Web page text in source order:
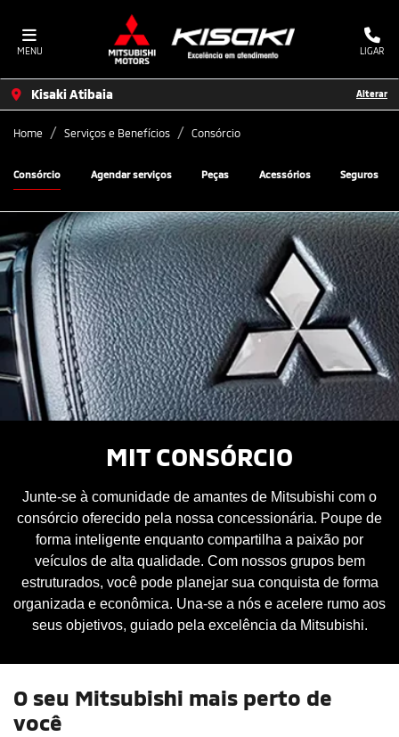
MENU LIGAR
Kisaki Atibaia Alterar
Home Serviços e Benefícios Consórcio
Agendar serviços Peças Acessórios Seguros
Consórcio
MIT CONSÓRCIO
Junte-se à comunidade de amantes de Mitsubishi com o
consórcio oferecido pela nossa concessionária. Poupe de
forma inteligente enquanto compartilha a paixão por
veículos de alta qualidade. Com nossos grupos bem
estruturados, você pode planejar sua conquista de forma
organizada e econômica. Una-se a nós e acelere rumo aos
seus objetivos, guiado pela excelência da Mitsubishi.
O seu Mitsubishi mais perto de
você